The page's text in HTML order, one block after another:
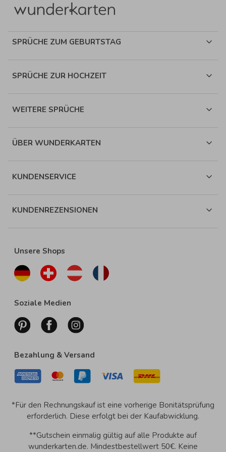
SPRÜCHE ZUM GEBURTSTAG
SPRÜCHE ZUR HOCHZEIT
WEITERE SPRÜCHE
ÜBER WUNDERKARTEN
KUNDENSERVICE
KUNDENREZENSIONEN
Unsere Shops
Soziale Medien
Bezahlung & Versand
*Für den Rechnungskauf ist eine vorherige Bonitätsprüfung
erforderlich. Diese erfolgt bei der Kaufabwicklung.
**Gutschein einmalig gültig auf alle Produkte auf
wunderkarten.de. Mindestbestellwert 50€. Keine